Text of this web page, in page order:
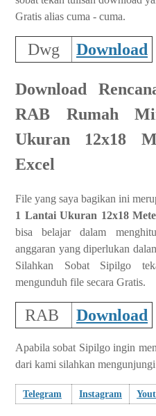
Gratis alias cuma - cuma.
Dwg Download
Download
RAB Rumah
Ukuran 12x18
Excel
File yang saya bagikan ini
1 Lantai Ukuran 12x18
bisa belajar dalam
anggaran yang diperlukan
Silahkan Sobat Sipilgo
mengunduh file secara Gratis.
RAB Download
Apabila sobat Sipilgo ingin
dari kami silahkan
Telegram Instagram